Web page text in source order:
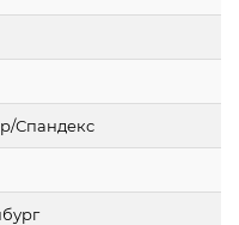
Спандекс